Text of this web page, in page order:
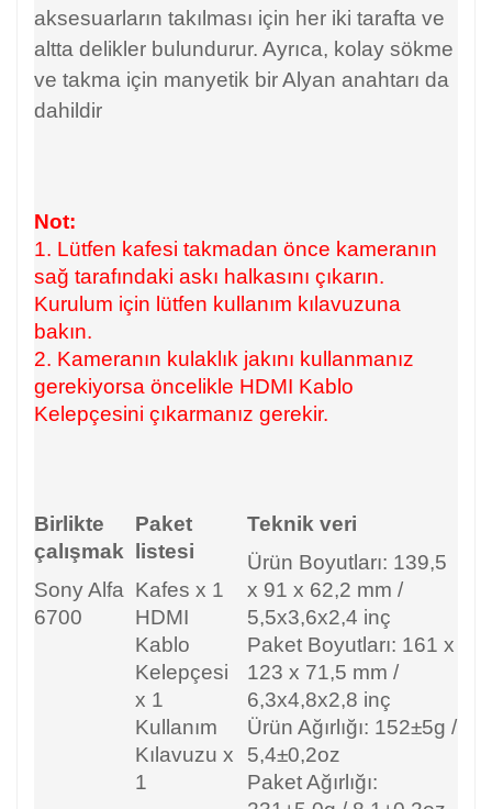
aksesuarların takılması için her iki tarafta ve
altta delikler bulundurur. Ayrıca, kolay sökme
ve takma için manyetik bir Alyan anahtarı da
dahildir
Not:
1. Lütfen kafesi takmadan önce kameranın
sağ tarafındaki askı halkasını çıkarın.
Kurulum için lütfen kullanım kılavuzuna
bakın.
2. Kameranın kulaklık jakını kullanmanız
gerekiyorsa öncelikle HDMI Kablo
Kelepçesini çıkarmanız gerekir.
Birlikte
çalışmak
Sony Alfa
6700
Paket
listesi
Kafes x 1
HDMI
Kablo
Kelepçesi
x 1
Kullanım
Kılavuzu x
1
Teknik veri
Ürün Boyutları: 139,5
x 91 x 62,2 mm /
5,5x3,6x2,4 inç
Paket Boyutları: 161 x
123 x 71,5 mm /
6,3x4,8x2,8 inç
Ürün Ağırlığı: 152±5g /
5,4±0,2oz
Paket Ağırlığı: